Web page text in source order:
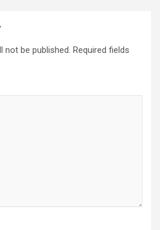
not be published. Required fields